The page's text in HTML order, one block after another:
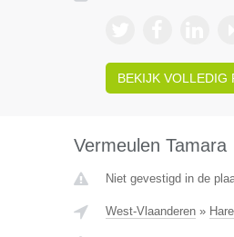
BEKIJK VOLLEDIG
Vermeulen Tamara
Niet gevestigd in de
West-Vlaanderen»